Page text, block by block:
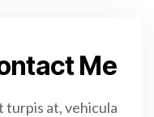
Me
turpis at, vehicula